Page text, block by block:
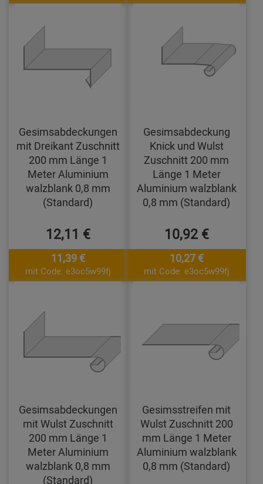
Gesimsabdeckungen
mit Dreikant Zuschnitt
200 mm Länge 1
Meter Aluminium
walzblank 0,8 mm
(Standard)
12,11 €
11,39 €
mit Code: e3oc5w99fj
Gesimsabdeckung
Knick und Wulst
Zuschnitt 200 mm
Länge 1 Meter
Aluminium walzblank
0,8 mm (Standard)
10,92 €
10,27 €
mit Code: e3oc5w99fj
Gesimsabdeckungen
mit Wulst Zuschnitt
200 mm Länge 1
Meter Aluminium
walzblank 0,8 mm
(Standard)
Gesimsstreifen mit
Wulst Zuschnitt 200
mm Länge 1 Meter
Aluminium walzblank
0,8 mm (Standard)